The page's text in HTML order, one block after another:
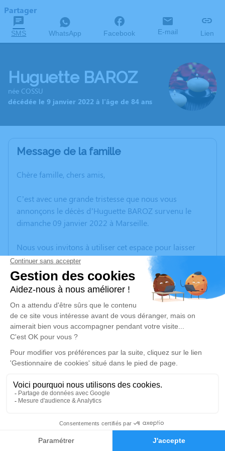
Faire-part Hommages
Partager
SMS WhatsApp Facebook E-mail Lien
Huguette BAROZ
née COSSU
décédée le 9 janvier 2022 à l'âge de 84 ans
Message de la famille
Chère famille, chers amis,
C’est avec une grande tristesse que nous vous
annonçons le décès d’Huguette BAROZ survenu le
dimanche 09 janvier 2022 à Marseille.
Nous vous invitons à utiliser cet espace pour laisser
vos condoléances, partager des photos souvenirs, une
anecdote ou exprimer vos pensées à travers des
poèmes ou des textes. Cet endroit est un lieu
d'expression dédié à honorer la mémoire d’Huguette
BAROZ.
Un service de plantation d’arbre hommage est
disponible ici.
Je rends hommage
Cérémonie civile
Crématorium de Provence et Parc Mémorial
de Provence d'Aix-en-Provence